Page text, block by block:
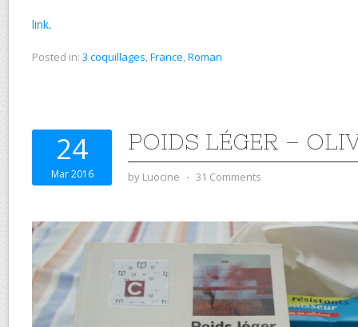
link.
Posted in: 3 coquillages,France,Roman
24
Mar 2016
POIDS LÉGER –
by Luocine ⋅ 31 Comments